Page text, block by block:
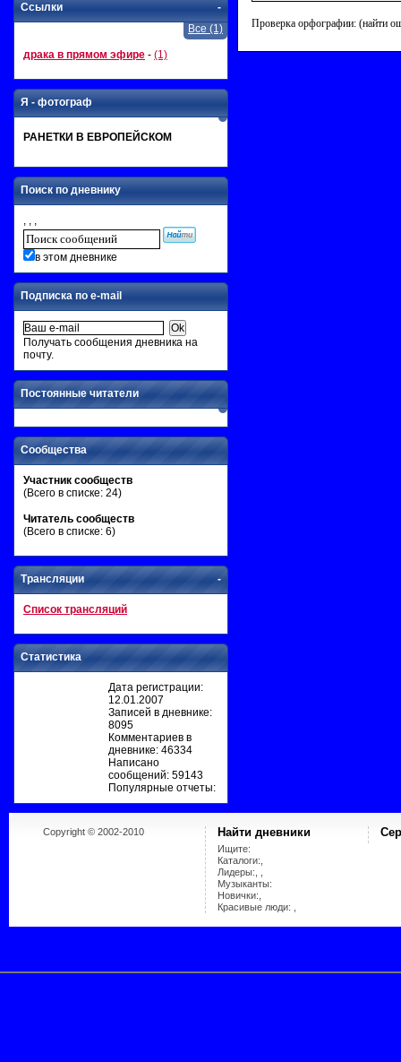
-
Ссылки
Все (1)
драка в прямом эфире - (1)
Я - фотограф
РАНЕТКИ В ЕВРОПЕЙСКОМ
Поиск по дневнику
, , ,
в этом дневнике
Подписка по e-mail
Получать сообщения дневника на
почту.
Постоянные читатели
Сообщества
Участник сообществ
(Всего в списке: 24)
Читатель сообществ
(Всего в списке: 6)
-
Трансляции
Список трансляций
Статистика
Дата регистрации:
12.01.2007
Записей в дневнике:
8095
Комментариев в
дневнике: 46334
Написано
сообщений: 59143
Популярные отчеты:
Проверка орфографии: (найти
Copyright © 2002-2010 Найти дневники
Ищите:
Каталоги:,
Лидеры:, ,
Музыканты:
Новички:,
Красивые люди: ,